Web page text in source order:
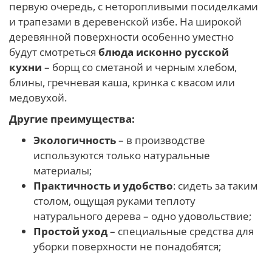
первую очередь, с неторопливыми посиделками
и трапезами в деревенской избе. На широкой
деревянной поверхности особенно уместно
будут смотреться блюда исконно русской
кухни – борщ со сметаной и черным хлебом,
блины, гречневая каша, кринка с квасом или
медовухой.
Другие преимущества:
Экологичность– в производстве
используются только натуральные
материалы;
Практичность и удобство: сидеть за таким
столом, ощущая руками теплоту
натурального дерева – одно удовольствие;
Простой уход– специальные средства для
уборки поверхности не понадобятся;